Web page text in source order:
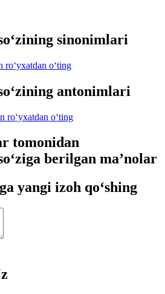
sinonimlari
ro‘yxatdan o‘ting
antonimlari
ro‘yxatdan o‘ting
tomonidan
berilgan ma’nolar
yangi izoh qo‘shing